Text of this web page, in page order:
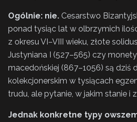
Ogólnie: nie. Cesarstwo
ponad tysiąc lat w olbrzymich
z okresu VI–VIII wieku, złote
Justyniana I (527–565) czy
macedońskiej (867–1056) są dziś
kolekcjonerskim w tysiącach
trudu, ale pytanie, w jakim stanie i
Jednak konkretne typy